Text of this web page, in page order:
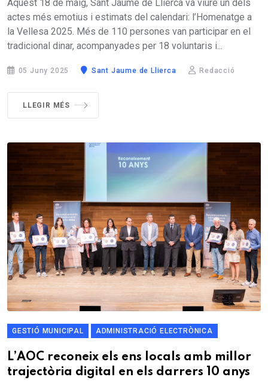
Aquest 18 de maig, Sant Jaume de Llierca va viure un dels
actes més emotius i estimats del calendari: l’Homenatge a
la Vellesa 2025. Més de 110 persones van participar en el
tradicional dinar, acompanyades per 18 voluntaris i...
05 Juny 2025 Sant Jaume de Llierca Redacció
LLEGIR MÉS
GESTIÓ MUNICIPAL ADMINISTRACIÓ ELECTRÒNICA
L’AOC reconeix els ens locals amb millor
trajectòria digital en els darrers 10 anys